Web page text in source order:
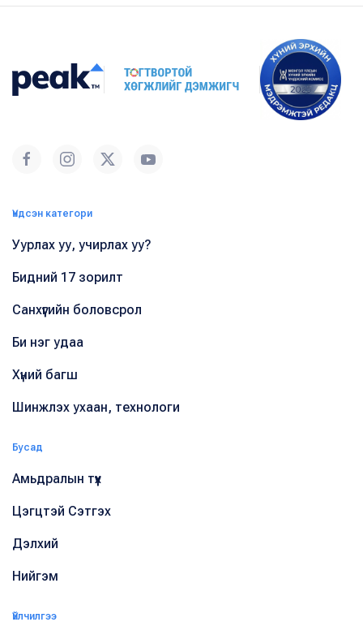
Үндсэн категори
Уурлах уу, учирлах уу?
Бидний 17 зорилт
Санхүүгийн боловсрол
Би нэг удаа
Хүний багш
Шинжлэх ухаан, технологи
Бусад
Амьдралын түүх
Цэгцтэй Сэтгэх
Дэлхий
Нийгэм
Үйлчилгээ